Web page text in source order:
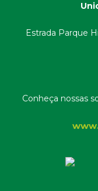
Estrada Parque
Conheça nossas